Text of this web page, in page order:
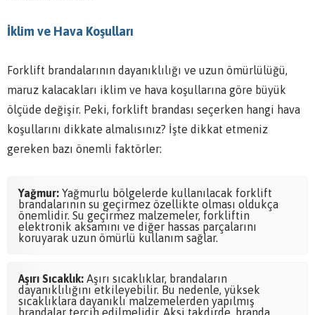
İklim ve Hava Koşulları
Forklift brandalarının dayanıklılığı ve uzun ömürlülüğü,
maruz kalacakları iklim ve hava koşullarına göre büyük
ölçüde değişir. Peki, forklift brandası seçerken hangi hava
koşullarını dikkate almalısınız? İşte dikkat etmeniz
gereken bazı önemli faktörler:
Yağmur: Yağmurlu bölgelerde kullanılacak forklift
brandalarının su geçirmez özellikte olması oldukça
önemlidir. Su geçirmez malzemeler, forkliftin
elektronik aksamını ve diğer hassas parçalarını
koruyarak uzun ömürlü kullanım sağlar.
Aşırı Sıcaklık: Aşırı sıcaklıklar, brandaların
dayanıklılığını etkileyebilir. Bu nedenle, yüksek
sıcaklıklara dayanıklı malzemelerden yapılmış
brandalar tercih edilmelidir. Aksi takdirde, branda